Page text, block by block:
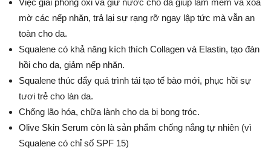
Việc giải phóng oxi và giữ nước cho da giúp làm mềm và xoá
mờ các nếp nhăn, trả lại sự rạng rỡ ngay lập tức mà vẫn an
toàn cho da.
Squalene có khả năng kích thích Collagen và Elastin, tạo đàn
hồi cho da, giảm nếp nhăn.
Squalene thúc đẩy quá trình tái tạo tế bào mới, phục hồi sự
tươi trẻ cho làn da.
Chống lão hóa, chữa lành cho da bị bong tróc.
Olive Skin Serum còn là sản phẩm chống nắng tự nhiên (vì
Squalene có chỉ số SPF 15)